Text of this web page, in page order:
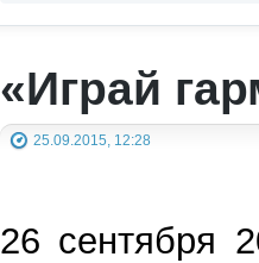
«Играй
25.09.2015, 12:28
26 сентября